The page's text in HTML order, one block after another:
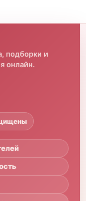
подборки и
онлайн.